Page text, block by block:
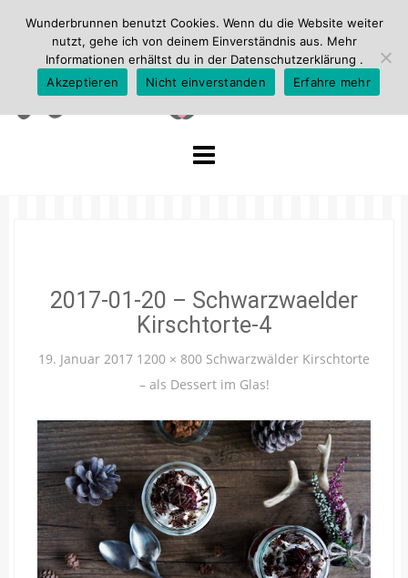
2017-01-20 – Schwarzwaelder
Kirschtorte-4
19. Januar 2017 1200 × 800 Schwarzwälder Kirschtorte
– als Dessert im Glas!
Wunderbrunnen benutzt Cookies. Wenn du die Website weiter
nutzt, gehe ich von deinem Einverständnis aus. Mehr
Informationen erhältst du in der Datenschutzerklärung .
Akzeptieren
Nicht einverstanden Erfahre mehr